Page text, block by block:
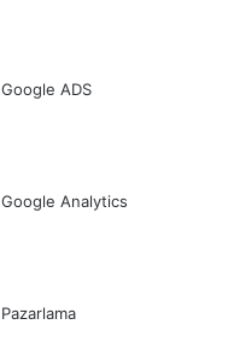
Google ADS
Google Analytics
Pazarlama